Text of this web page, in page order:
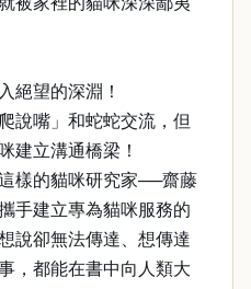
絕望的深淵！
說嘴」和蛇蛇交流，但
建立溝通橋梁！
樣的貓咪研究家──齋藤
手建立專為貓咪服務的
說卻無法傳達、想傳達
，都能在書中向人類大